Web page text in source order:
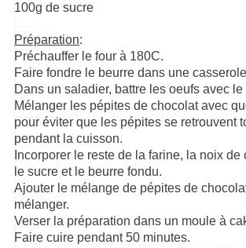
100g de sucre
Préparation:
Préchauffer le four à 180C.
Faire fondre le beurre dans une
Dans un saladier, battre les oeufs avec
Mélanger les pépites de chocolat avec
pour éviter que les pépites se retrouvent
pendant la cuisson.
Incorporer le reste de la farine, la noix
le sucre et le beurre fondu.
Ajouter le mélange de pépites de
mélanger.
Verser la préparation dans un moule à
Faire cuire pendant 50 minutes.